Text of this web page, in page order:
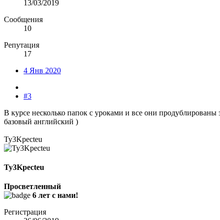
13/03/2019
Сообщения
10
Репутация
17
4 Янв 2020
#3
В курсе несколько папок с уроками и все они
базовый английский )
Ty3Kpecteu
Ty3Kpecteu
Просветленный
6 лет с нами!
Регистрация